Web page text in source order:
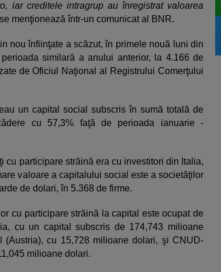
iar creditele intragrup au înregistrat valoarea
menţionează într-un comunicat al BNR.
nou înfiinţate a scăzut, în primele nouă luni din
similară a anului anterior, la 4.166 de
de Oficiul Naţional al Registrului Comerţului
un capital social subscris în sumă totală de
cu 57,3% faţă de perioada ianuarie -
cu participare străină era cu investitori din Italia,
valoare a capitalului social este a societăţilor
de dolari, în 5.368 de firme.
cu participare străină la capital este ocupat de
cu un capital subscris de 174,743 milioane
(Austria), cu 15,728 milioane dolari, şi CNUD-
milioane dolari.